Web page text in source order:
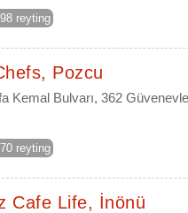
reyting
Pozcu
Kemal Bulvarı, 362
reyting
Cafe Life, İnönü